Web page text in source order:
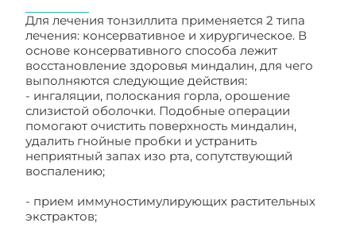
Для лечения тонзиллита применяется 2 типа
лечения: консервативное и хирургическое. В
основе консервативного способа лежит
восстановление здоровья миндалин, для чего
выполняются следующие действия:
- ингаляции, полоскания горла, орошение
слизистой оболочки. Подобные операции
помогают очистить поверхность миндалин,
удалить гнойные пробки и устранить
неприятный запах изо рта, сопутствующий
воспалению;
- прием иммуностимулирующих растительных
экстрактов;